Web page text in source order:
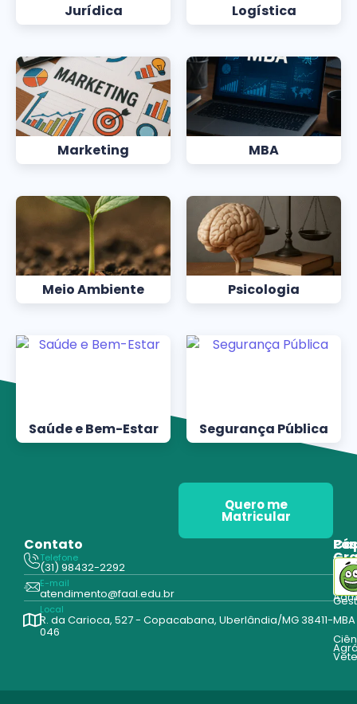
Jurídica Logística
Marketing MBA
Meio Ambiente Psicologia
Saúde e Bem-Estar Segurança Pública
Quero me
Matricular
Contato
Telefone
(31) 98432-2292
E-mail
atendimento@faal.edu.br
Local
R. da Carioca, 527 - Copacabana, Uberlândia/MG 38411-
046
MBA